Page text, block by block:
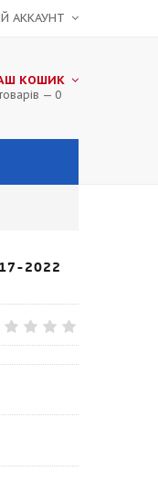
АККАУНТ
КОШИК
— 0
2022